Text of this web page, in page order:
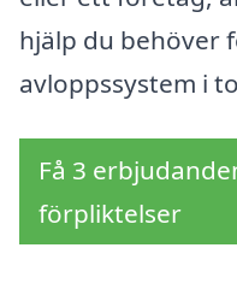
hjälp du behöver
avloppssystem i
Få 3
förpliktelser